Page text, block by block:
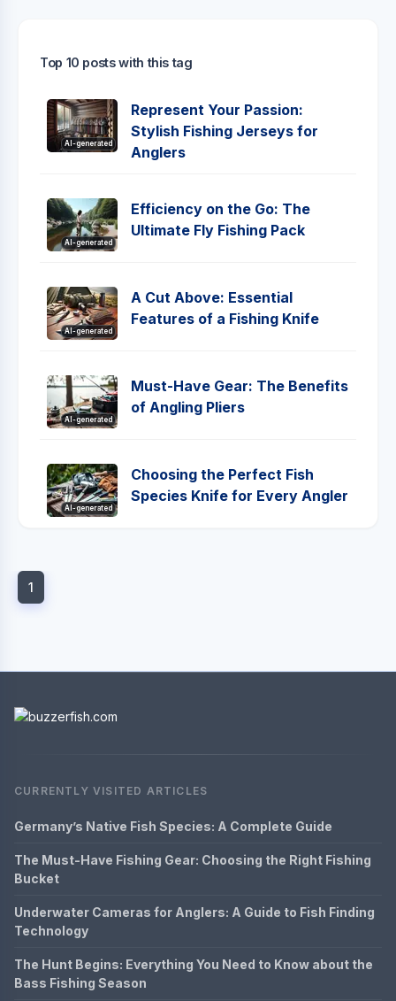
Top 10 posts with this tag
AI-generated
Represent Your Passion:
Stylish Fishing Jerseys for
Anglers
AI-generated
Efficiency on the Go: The
Ultimate Fly Fishing Pack
AI-generated
A Cut Above: Essential
Features of a Fishing Knife
AI-generated
Must-Have Gear: The Benefits
of Angling Pliers
AI-generated
Choosing the Perfect Fish
Species Knife for Every Angler
1
CURRENTLY VISITED ARTICLES
Germany’s Native Fish Species: A Complete Guide
The Must-Have Fishing Gear: Choosing the Right Fishing
Bucket
Underwater Cameras for Anglers: A Guide to Fish Finding
Technology
The Hunt Begins: Everything You Need to Know about the
Bass Fishing Season